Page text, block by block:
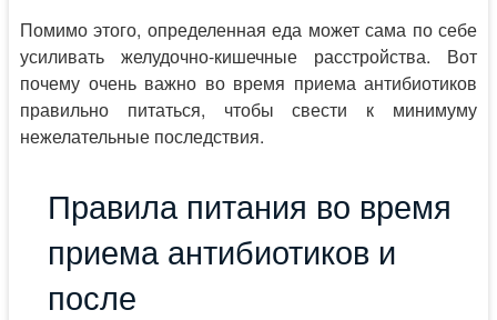
Помимо этого, определенная еда может сама по себе
усиливать желудочно-кишечные расстройства. Вот
почему очень важно во время приема антибиотиков
правильно питаться, чтобы свести к минимуму
нежелательные последствия.
Правила питания во время
приема антибиотиков и
после